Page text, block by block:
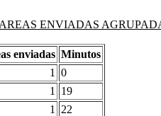
ENVIADAS
enviadas Minutos
1
0
1
19
1
22